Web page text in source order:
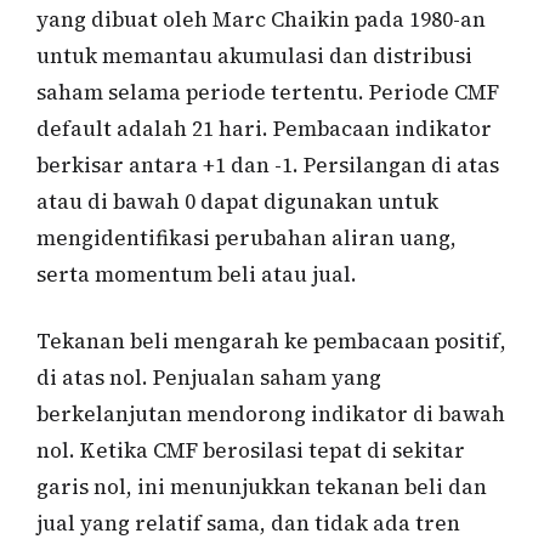
yang dibuat oleh Marc Chaikin pada 1980-an
untuk memantau akumulasi dan distribusi
saham selama periode tertentu. Periode CMF
default adalah 21 hari. Pembacaan indikator
berkisar antara +1 dan -1. Persilangan di atas
atau di bawah 0 dapat digunakan untuk
mengidentifikasi perubahan aliran uang,
serta momentum beli atau jual.
Tekanan beli mengarah ke pembacaan positif,
di atas nol. Penjualan saham yang
berkelanjutan mendorong indikator di bawah
nol. Ketika CMF berosilasi tepat di sekitar
garis nol, ini menunjukkan tekanan beli dan
jual yang relatif sama, dan tidak ada tren